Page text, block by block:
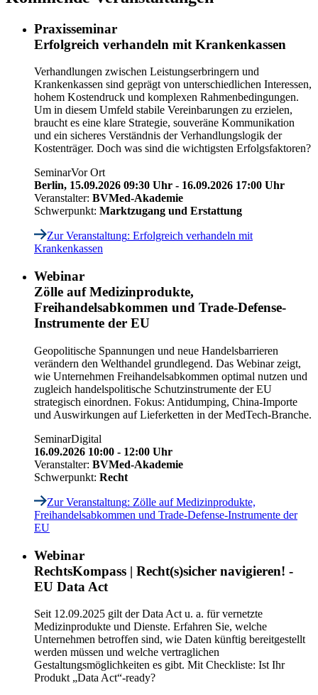
Praxisseminar
Erfolgreich verhandeln mit Krankenkassen
Verhandlungen zwischen Leistungserbringern und
Krankenkassen sind geprägt von unterschiedlichen Interessen,
hohem Kostendruck und komplexen Rahmenbedingungen.
Um in diesem Umfeld stabile Vereinbarungen zu erzielen,
braucht es eine klare Strategie, souveräne Kommunikation
und ein sicheres Verständnis der Verhandlungslogik der
Kostenträger. Doch was sind die wichtigsten Erfolgsfaktoren?
SeminarVor Ort
Berlin, 15.09.2026 09:30 Uhr - 16.09.2026 17:00 Uhr
Veranstalter: BVMed-Akademie
Schwerpunkt: Marktzugang und Erstattung
Zur Veranstaltung: Erfolgreich verhandeln mit
Krankenkassen
Webinar
Zölle auf Medizinprodukte,
Freihandelsabkommen und Trade-Defense-
Instrumente der EU
Geopolitische Spannungen und neue Handelsbarrieren
verändern den Welthandel grundlegend. Das Webinar zeigt,
wie Unternehmen Freihandelsabkommen optimal nutzen und
zugleich handelspolitische Schutzinstrumente der EU
strategisch einordnen. Fokus: Antidumping, China-Importe
und Auswirkungen auf Lieferketten in der MedTech-Branche.
SeminarDigital
16.09.2026 10:00 - 12:00 Uhr
Veranstalter: BVMed-Akademie
Schwerpunkt: Recht
Zur Veranstaltung: Zölle auf Medizinprodukte,
Freihandelsabkommen und Trade-Defense-Instrumente der
EU
Webinar
RechtsKompass | Recht(s)sicher navigieren! -
EU Data Act
Seit 12.09.2025 gilt der Data Act u. a. für vernetzte
Medizinprodukte und Dienste. Erfahren Sie, welche
Unternehmen betroffen sind, wie Daten künftig bereitgestellt
werden müssen und welche vertraglichen
Gestaltungsmöglichkeiten es gibt. Mit Checkliste: Ist Ihr
Produkt „Data Act“-ready?